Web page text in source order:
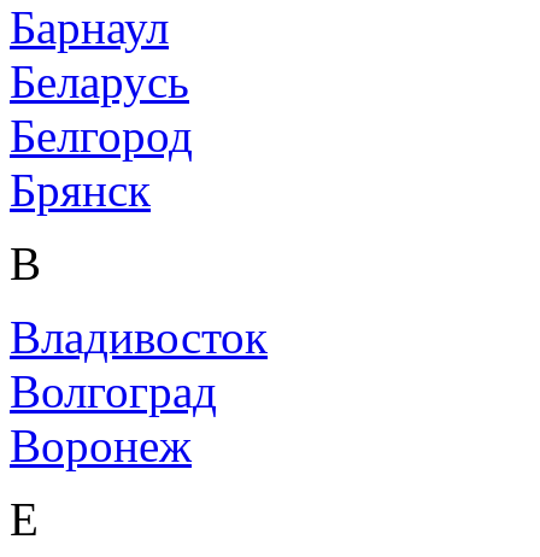
Барнаул
Беларусь
Белгород
Брянск
В
Владивосток
Волгоград
Воронеж
Е